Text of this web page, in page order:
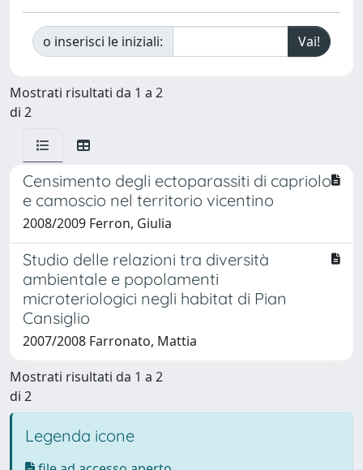
o inserisci le iniziali:
Mostrati risultati da 1 a 2
di 2
Censimento degli ectoparassiti di capriolo
e camoscio nel territorio vicentino
2008/2009 Ferron, Giulia
Studio delle relazioni tra diversità
ambientale e popolamenti
microteriologici negli habitat di Pian
Cansiglio
2007/2008 Farronato, Mattia
Mostrati risultati da 1 a 2
di 2
Legenda icone